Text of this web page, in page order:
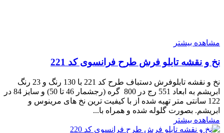
مشاهده بیشتر
نخ و نقشه تابلو فرش طرح فرانسوی کد 221
نخ و نقشه تابلوفرش دستباف طرح کد 221 با 130 رنگ و 23 رنگ
ابریشم به ابعاد 551 رج در 800 گره (رجشمار 46 تا 50) و سایز 84 در
122 سانتی متر تهیه شده از با کیفیت ترین نخ های مرینوس و
ابریشم. بصورت گلوله شده و همراه با...
مشاهده بیشتر